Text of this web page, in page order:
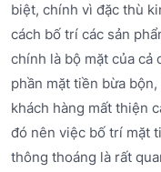
biệt, chính vì đặc thù
cách bố trí các sản
chính là bộ mặt của cả
phần mặt tiền bừa
khách hàng mất thiện
đó nên việc bố trí mặt
thông thoáng là rất